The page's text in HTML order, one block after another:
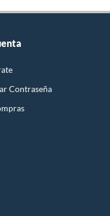
Contraseña